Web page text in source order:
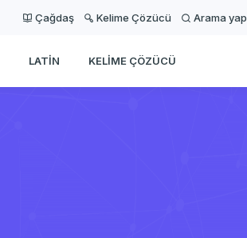
Çağdaş Kelime Çözücü Arama yap
LATIN KELIME ÇÖZÜCÜ